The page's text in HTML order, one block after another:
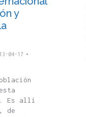
y
04-17
Es allí
de